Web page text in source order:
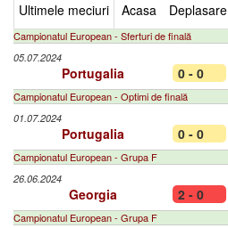
Ultimele meciuri Acasa Deplasare
Campionatul European - Sferturi de finală
05.07.2024
Portugalia 0 - 0
Campionatul European - Optimi de finală
01.07.2024
Portugalia 0 - 0
Campionatul European - Grupa F
26.06.2024
Georgia 2 - 0
Campionatul European - Grupa F